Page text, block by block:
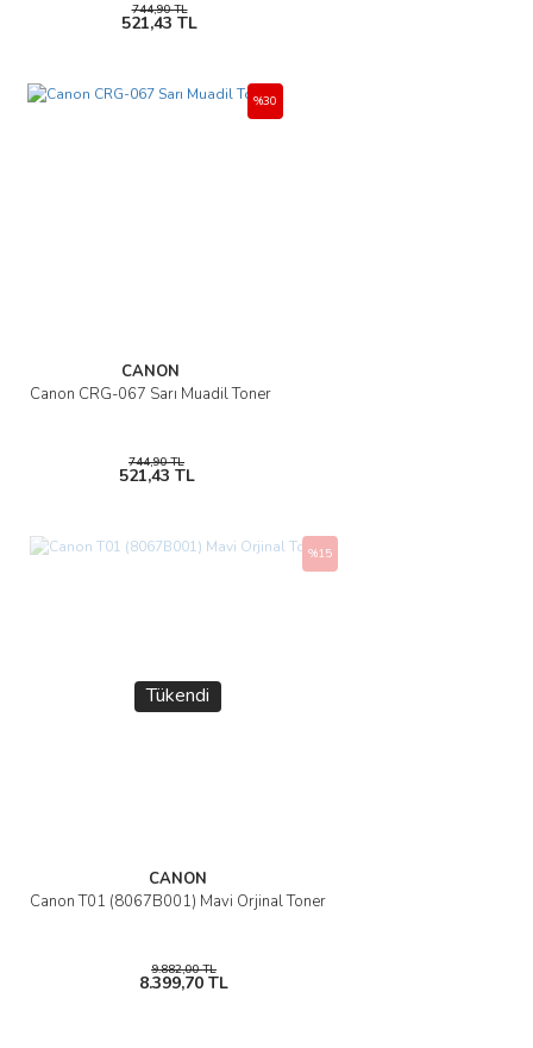
744,90 TL
521,43 TL
CANON
Canon CRG-067 Sarı Muadil Toner
%30
744,90 TL
521,43 TL
Tükendi
CANON
Canon T01 (8067B001) Mavi Orjinal Toner
%15
9.882,00 TL
8.399,70 TL